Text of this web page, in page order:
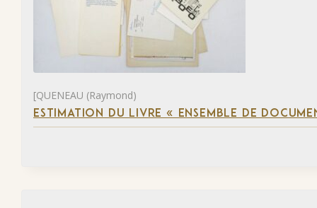
[QUENEAU (Raymond)
ESTIMATION DU LIVRE « ENSEMBLE DE